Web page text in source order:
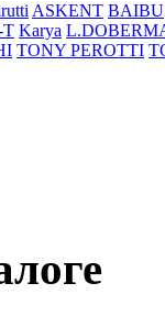
ASKENT BAIBU
T Karya
TONY PEROTTI